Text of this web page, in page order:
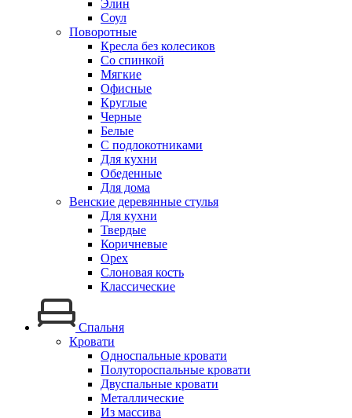
Элин
Соул
Поворотные
Кресла без колесиков
Со спинкой
Мягкие
Офисные
Круглые
Черные
Белые
С подлокотниками
Для кухни
Обеденные
Для дома
Венские деревянные стулья
Для кухни
Твердые
Коричневые
Орех
Слоновая кость
Классические
Спальня
Кровати
Односпальные кровати
Полутороспальные кровати
Двуспальные кровати
Металлические
Из массива